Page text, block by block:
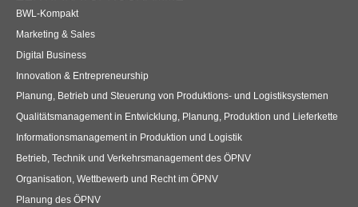
BWL-Kompakt
Marketing & Sales
Digital Business
Innovation & Entrepreneurship
Planung, Betrieb und Steuerung von Produktions- und Logistiksystemen
Qualitätsmanagement in Entwicklung, Planung, Produktion und Lieferkette
Informationsmanagement in Produktion und Logistik
Betrieb, Technik und Verkehrsmanagement des ÖPNV
Organisation, Wettbewerb und Recht im ÖPNV
Planung des ÖPNV